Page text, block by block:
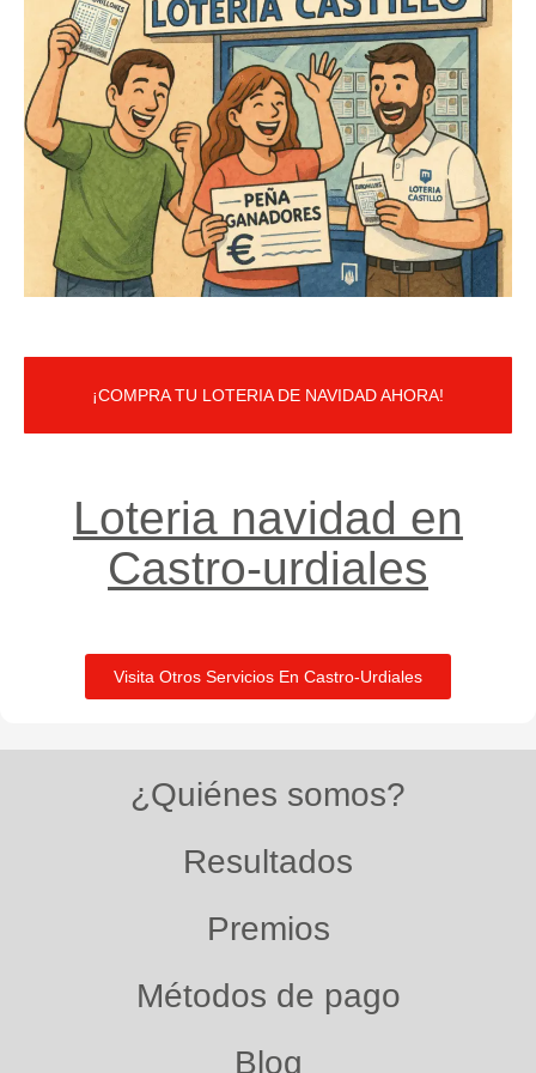
¡COMPRA TU LOTERIA DE NAVIDAD AHORA!
Loteria navidad en
Castro-urdiales​
Visita Otros Servicios En Castro-Urdiales
¿Quiénes somos?
Resultados
Premios
Métodos de pago
Blog